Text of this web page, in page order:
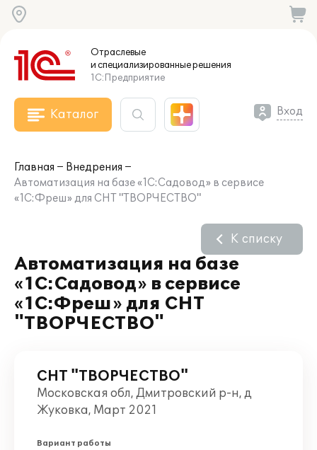
Отраслевые
и специализированныерешения
1С:Предприятие
Каталог Вход
Главная
Внедрения
Автоматизация на базе «1C:Садовод» в сервисе
«1С:Фреш» для СНТ "ТВОРЧЕСТВО"
Автоматизация на базе
«1C:Садовод» в сервисе
«1С:Фреш» для СНТ
"ТВОРЧЕСТВО"
К списку
СНТ "ТВОРЧЕСТВО"
Московская обл, Дмитровский р-н, д
Жуковка, Март 2021
Вариант работы